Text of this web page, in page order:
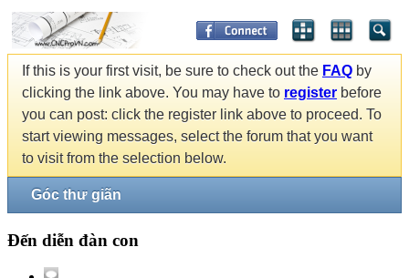
If this is your first visit, be sure to check out the FAQ by
clicking the link above. You may have to register before
you can post: click the register link above to proceed. To
start viewing messages, select the forum that you want
to visit from the selection below.
Góc thư giãn
Đến diễn đàn con